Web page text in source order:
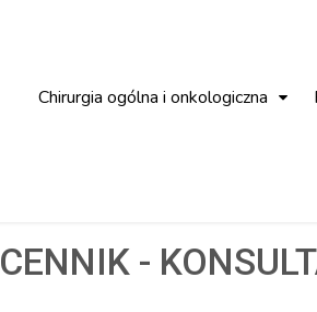
Chirurgia ogólna i onkologiczna
CENNIK -